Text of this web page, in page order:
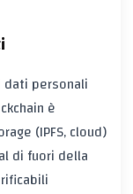
dati personali
è
(IPFS, cloud)
di fuori della